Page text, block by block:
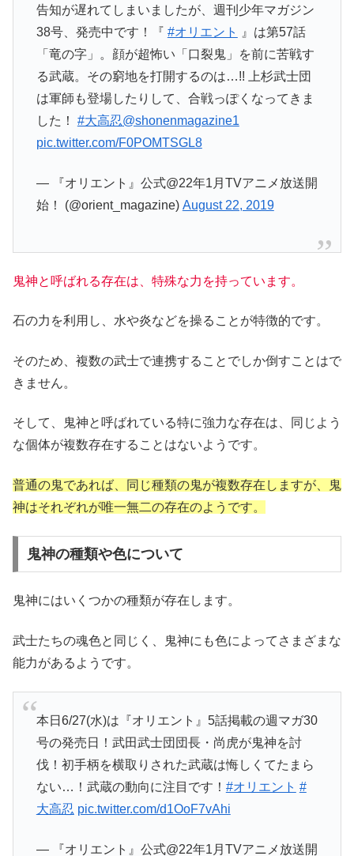
告知が遅れてしまいましたが、週刊少年マガジン
38号、発売中です！『 #オリエント 』は第57話
「竜の字」。顔が超怖い「口裂鬼」を前に苦戦す
る武蔵。その窮地を打開するのは…!! 上杉武士団
は軍師も登場したりして、合戦っぽくなってきま
した！ #大高忍@shonenmagazine1
pic.twitter.com/F0POMTSGL8
— 『オリエント』公式@22年1月TVアニメ放送開
始！ (@orient_magazine) August 22, 2019
鬼神と呼ばれる存在は、特殊な力を持っています。
石の力を利用し、水や炎などを操ることが特徴的です。
そのため、複数の武士で連携することでしか倒すことはで
きません。
そして、鬼神と呼ばれている特に強力な存在は、同じよう
な個体が複数存在することはないようです。
普通の鬼であれば、同じ種類の鬼が複数存在しますが、鬼
神はそれぞれが唯一無二の存在のようです。
鬼神の種類や色について
鬼神にはいくつかの種類が存在します。
武士たちの魂色と同じく、鬼神にも色によってさまざまな
能力があるようです。
本日6/27(水)は『オリエント』5話掲載の週マガ30
号の発売日！武田武士団団長・尚虎が鬼神を討
伐！初手柄を横取りされた武蔵は悔しくてたまら
ない…！武蔵の動向に注目です！ #オリエント #
大高忍 pic.twitter.com/d1OoF7vAhi
— 『オリエント』公式@22年1月TVアニメ放送開